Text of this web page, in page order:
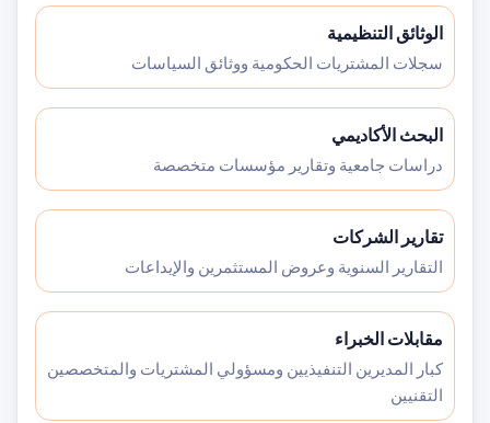
الوثائق التنظيمية
سجلات المشتريات الحكومية ووثائق السياسات
البحث الأكاديمي
دراسات جامعية وتقارير مؤسسات متخصصة
تقارير الشركات
التقارير السنوية وعروض المستثمرين والإيداعات
مقابلات الخبراء
كبار المديرين التنفيذيين ومسؤولي المشتريات والمتخصصين
التقنيين